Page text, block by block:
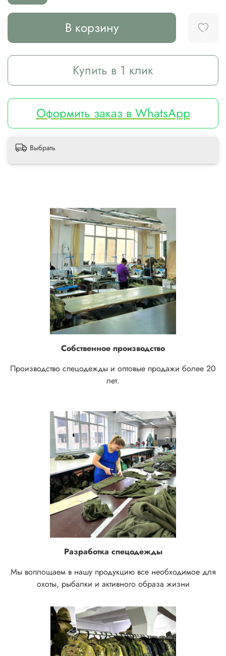
В корзину
Купить в 1 клик
Оформить заказ в WhatsApp
Выбрать
Собственное производство
Производство спецодежды и оптовые продажи более 20
лет.
Разработка спецодежды
Мы воплощаем в нашу продукцию все необходимое для
охоты, рыбалки и активного образа жизни